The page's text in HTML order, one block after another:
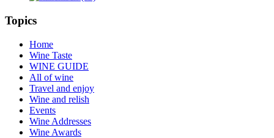
Topics
Home
Wine Taste
WINE GUIDE
All of wine
Travel and enjoy
Wine and relish
Events
Wine Addresses
Wine Awards